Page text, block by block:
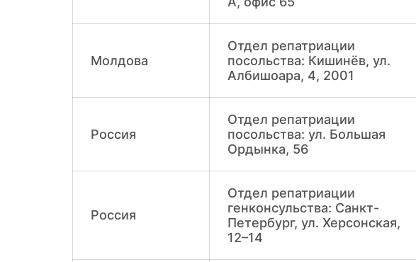
Молдова
Отдел репатриации
посольства: Кишинёв, ул.
Албишоара, 4, 2001
Россия
Отдел репатриации
посольства: ул. Большая
Ордынка, 56
Россия
Отдел репатриации
генконсульства: Санкт-
Петербург, ул. Херсонская,
12–14